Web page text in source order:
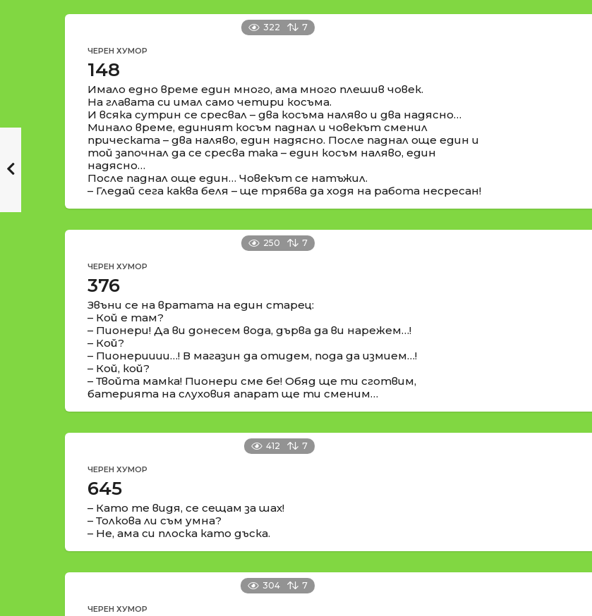
322 7
ЧЕРЕН ХУМОР
148
Имало едно време един много, ама много плешив човек.
На главата си имал само четири косъма.
И всяка сутрин се сресвал – два косъма наляво и два надясно…
Минало време, единият косъм паднал и човекът сменил
прическата – два наляво, един надясно. После паднал още един и
той започнал да се сресва така – един косъм наляво, един
надясно…
После паднал още един… Човекът се натъжил.
– Гледай сега каква беля – ще трябва да ходя на работа несресан!
250 7
ЧЕРЕН ХУМОР
376
Звъни се на вратата на един старец:
– Кой е там?
– Пионери! Да ви донесем вода, дърва да ви нарежем…!
– Кой?
– Пионерииии…! В магазин да отидем, пода да измием…!
– Кой, кой?
– Твойта мамка! Пионери сме бе! Обяд ще ти сготвим,
батерията на слуховия апарат ще ти сменим…
412 7
ЧЕРЕН ХУМОР
645
– Като те видя, се сещам за шах!
– Толкова ли съм умна?
– Не, ама си плоска като дъска.
304 7
ЧЕРЕН ХУМОР